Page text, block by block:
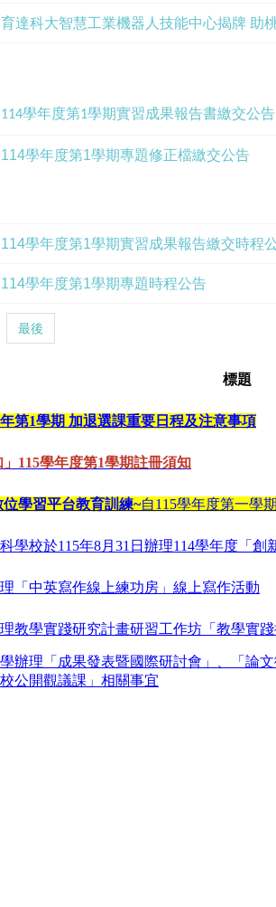
育達科大智慧工業機器人技能中心揭牌 助
114學年度第1學期實習成果報告書繳交公告
114學年度第1學期專題修正檔繳交公告
114學年度第1學期實習成果報告繳交時程
114學年度第1學期專題時程公告
最後